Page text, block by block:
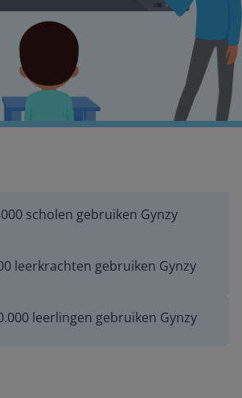
scholen gebruiken Gynzy
leerkrachten gebruiken Gynzy
leerlingen gebruiken Gynzy